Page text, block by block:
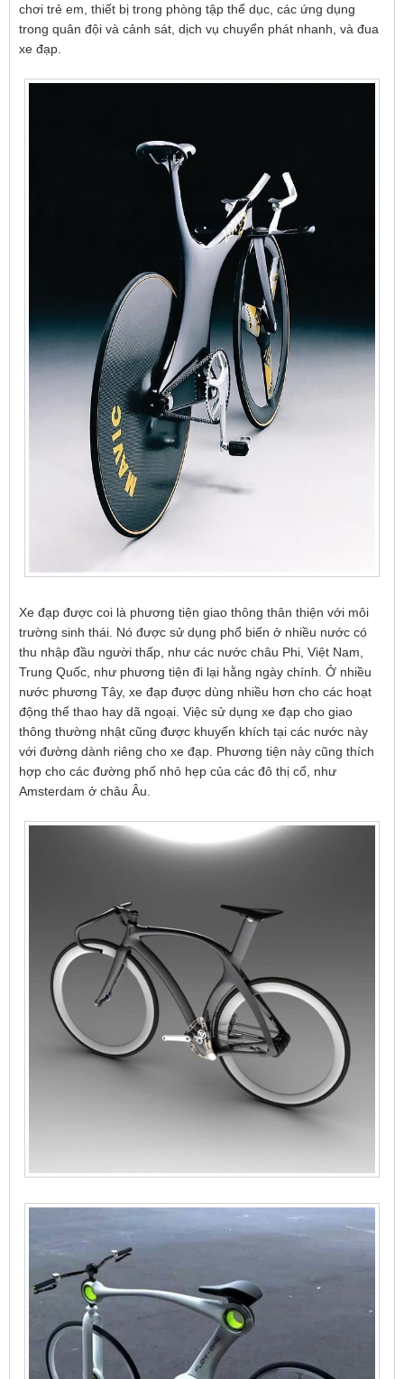
chơi trẻ em, thiết bị trong phòng tập thể dục, các ứng dụng
trong quân đội và cảnh sát, dịch vụ chuyển phát nhanh, và đua
xe đạp.
Xe đạp được coi là phương tiện giao thông thân thiện với môi
trường sinh thái. Nó được sử dụng phổ biến ở nhiều nước có
thu nhập đầu người thấp, như các nước châu Phi, Việt Nam,
Trung Quốc, như phương tiện đi lại hằng ngày chính. Ở nhiều
nước phương Tây, xe đạp được dùng nhiều hơn cho các hoạt
động thể thao hay dã ngoại. Việc sử dụng xe đạp cho giao
thông thường nhật cũng được khuyến khích tại các nước này
với đường dành riêng cho xe đạp. Phương tiện này cũng thích
hợp cho các đường phố nhỏ hẹp của các đô thị cổ, như
Amsterdam ở châu Âu.